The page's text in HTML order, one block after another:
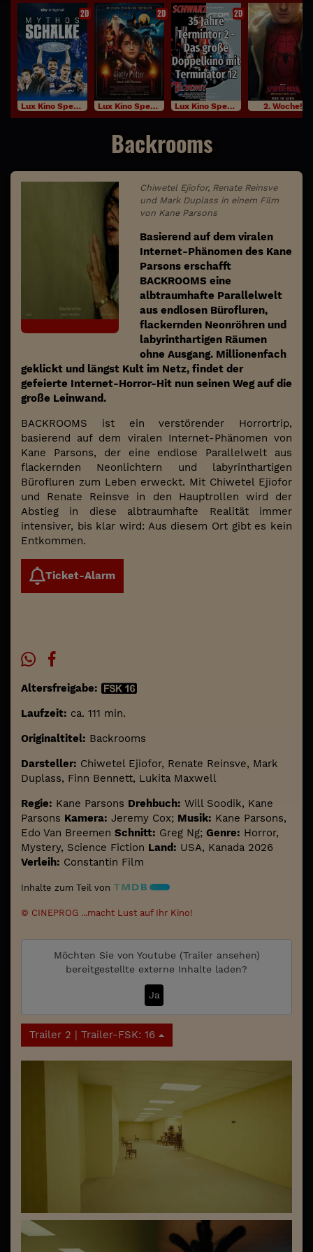
2D
Lux Kino Specials
2D
Lux Kino Specials
2D
Lux Kino Specials 2. Woche!
Backrooms
Chiwetel Ejiofor, Renate Reinsve
und Mark Duplass in einem Film
von Kane Parsons
Basierend auf dem viralen
Internet-Phänomen des Kane
Parsons erschafft
BACKROOMS eine
albtraumhafte Parallelwelt
aus endlosen Bürofluren,
flackernden Neonröhren und
labyrinthartigen Räumen
ohne Ausgang. Millionenfach
geklickt und längst Kult im Netz, findet der
gefeierte Internet-Horror-Hit nun seinen Weg auf die
große Leinwand.
BACKROOMS ist ein verstörender Horrortrip,
basierend auf dem viralen Internet-Phänomen von
Kane Parsons, der eine endlose Parallelwelt aus
flackernden Neonlichtern und labyrinthartigen
Bürofluren zum Leben erweckt. Mit Chiwetel Ejiofor
und Renate Reinsve in den Hauptrollen wird der
Abstieg in diese albtraumhafte Realität immer
intensiver, bis klar wird: Aus diesem Ort gibt es kein
Entkommen.
Ticket-Alarm
Altersfreigabe:
Laufzeit: ca. 111 min.
Originaltitel: Backrooms
Darsteller: Chiwetel Ejiofor, Renate Reinsve, Mark
Duplass, Finn Bennett, Lukita Maxwell
Regie: Kane Parsons Drehbuch: Will Soodik, Kane
Parsons Kamera: Jeremy Cox; Musik: Kane Parsons,
Edo Van Breemen Schnitt: Greg Ng; Genre: Horror,
Mystery, Science Fiction Land: USA, Kanada 2026
Verleih: Constantin Film
Inhalte zum Teil von
© CINEPROG ...macht Lust auf Ihr Kino!
Möchten Sie von Youtube (Trailer ansehen)
bereitgestellte externe Inhalte laden?
Ja
Trailer 2 | Trailer-FSK: 16